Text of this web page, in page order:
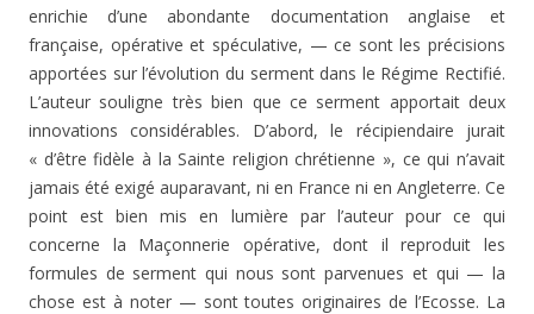
enrichie d’une abon­dante documentation anglaise et
française, opérative et spé­culative, — ce sont les précisions
apportées sur l’évolu­tion du serment dans le Régime Rectifié.
L’auteur sou­ligne très bien que ce serment apportait deux
innovations considérables. D’abord, le récipiendaire jurait
« d’être fidèle à la Sainte religion chrétienne », ce qui n’avait
ja­mais été exigé auparavant, ni en France ni en Angleterre. Ce
point est bien mis en lumière par l’auteur pour ce qui
concerne la Maçonnerie opérative, dont il reproduit les
formules de serment qui nous sont parvenues et qui — la
chose est à noter — sont toutes originaires de l’Ecosse. La